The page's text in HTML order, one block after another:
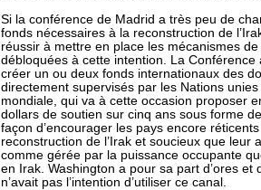
Si la conférence de Madrid a très peu de
fonds nécessaires à la reconstruction de
réussir à mettre en place les mécanismes
débloquées à cette intention. La Conférence
créer un ou deux fonds internationaux des
directement supervisés par les Nations
mondiale, qui va à cette occasion proposer
dollars de soutien sur cinq ans sous forme
façon d’encourager les pays encore
reconstruction de l’Irak et soucieux que leur
comme gérée par la puissance occupante
en Irak. Washington a pour sa part d’ores et
n’avait pas l’intention d’utiliser ce canal.